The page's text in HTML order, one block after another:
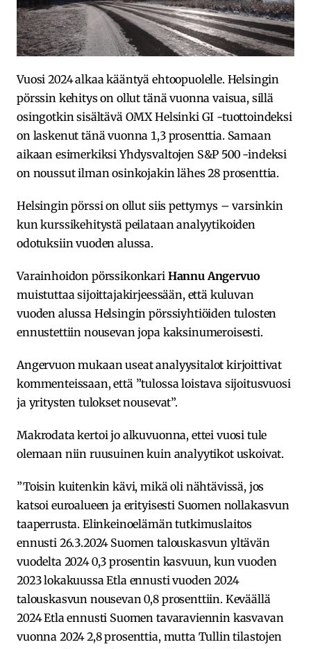
Vuosi 2024 alkaa kääntyä ehtoopuolelle. Helsingin
pörssin kehitys on ollut tänä vuonna vaisua, sillä
osingotkin sisältävä OMX Helsinki GI -tuottoindeksi
on laskenut tänä vuonna 1,3 prosenttia. Samaan
aikaan esimerkiksi Yhdysvaltojen S&P 500 -indeksi
on noussut ilman osinkojakin lähes 28 prosenttia.
Helsingin pörssi on ollut siis pettymys – varsinkin
kun kurssikehitystä peilataan analyytikoiden
odotuksiin vuoden alussa.
Varainhoidon pörssikonkari Hannu Angervuo
muistuttaa sijoittajakirjeessään, että kuluvan
vuoden alussa Helsingin pörssiyhtiöiden tulosten
ennustettiin nousevan jopa kaksinumeroisesti.
Angervuon mukaan useat analyysitalot kirjoittivat
kommenteissaan, että ”tulossa loistava sijoitusvuosi
ja yritysten tulokset nousevat”.
Makrodata kertoi jo alkuvuonna, ettei vuosi tule
olemaan niin ruusuinen kuin analyytikot uskoivat.
”Toisin kuitenkin kävi, mikä oli nähtävissä, jos
katsoi euroalueen ja erityisesti Suomen nollakasvun
taaperrusta. Elinkeinoelämän tutkimuslaitos
ennusti 26.3.2024 Suomen talouskasvun yltävän
vuodelta 2024 0,3 prosentin kasvuun, kun vuoden
2023 lokakuussa Etla ennusti vuoden 2024
talouskasvun nousevan 0,8 prosenttiin. Keväällä
2024 Etla ennusti Suomen tavaraviennin kasvavan
vuonna 2024 2,8 prosenttia, mutta Tullin tilastojen